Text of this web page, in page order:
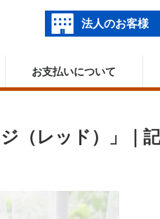
法人のお客様
お支払いについて
（レッド）」｜